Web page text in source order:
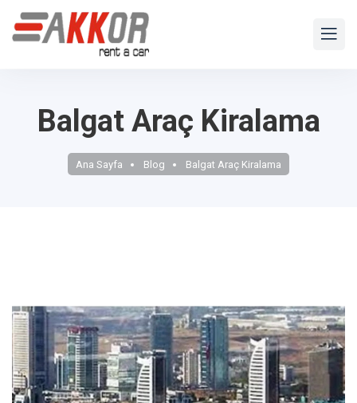
Balgat Araç Kiralama
Ana Sayfa Blog Balgat Araç Kiralama